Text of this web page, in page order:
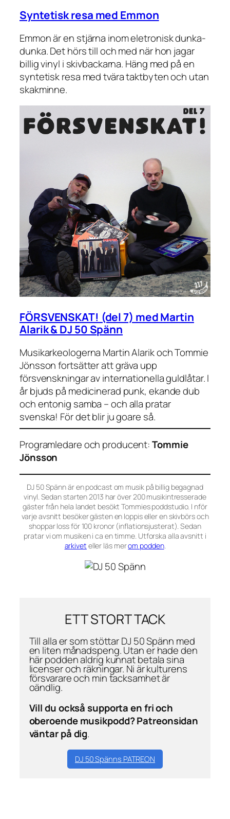
Syntetisk resa med Emmon
Emmon är en stjärna inom eletronisk dunka-
dunka. Det hörs till och med när hon jagar
billig vinyl i skivbackarna. Häng med på en
syntetisk resa med tvära taktbyten och utan
skakminne.
FÖRSVENSKAT! (del 7) med Martin
Alarik & DJ 50 Spänn
Musikarkeologerna Martin Alarik och Tommie
Jönsson fortsätter att gräva upp
försvenskningar av internationella guldlåtar. I
år bjuds på medicinerad punk, ekande dub
och entonig samba – och alla pratar
svenska! För det blir ju goare så.
Programledare och producent:Tommie
Jönsson
DJ 50 Spänn är en podcast om musik på billig begagnad
vinyl. Sedan starten 2013 har över 200 musikintresserade
gäster från hela landet besökt Tommies poddstudio. I nför
varje avsnitt besöker gästen en loppis eller en skivbörs och
shoppar loss för 100 kronor (inflationsjusterat). Sedan
pratar vi om musiken i ca en timme. Utforska alla avsnitt i
arkivet eller läs merom podden.
ETT STORT TACK
Till alla er som stöttar DJ 50 Spänn med
en liten månadspeng. Utan er hade den
här podden aldrig kunnat betala sina
licenser och räkningar. Ni är kulturens
försvarare och min tacksamhet är
oändlig.
Vill du också supporta en fri och
oberoende musikpodd? Patreonsidan
väntar på dig.
DJ 50 Spänns PATREON